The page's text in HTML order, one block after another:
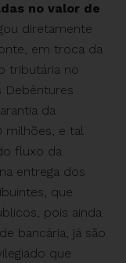
no valor de
diretamente
em troca da
tributária no
Debêntures
da
milhões, e tal
fluxo da
entrega dos
que
pois ainda
bancária, já são
que